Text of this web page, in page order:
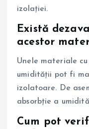
izolației.
Există
acestor
Unele materiale
umidității pot fi
izolatoare. De
absorbție a
Cum pot